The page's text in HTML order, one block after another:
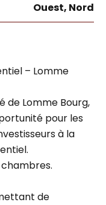
Ouest, Nord
– Lomme
de Lomme Bourg,
pour les
à la
de